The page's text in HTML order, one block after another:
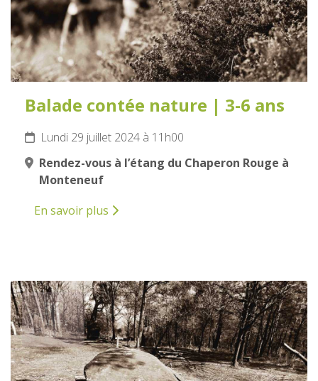
Balade contée nature | 3-6 ans
Lundi 29 juillet 2024 à 11h00
Rendez-vous à l’étang du Chaperon Rouge à
Monteneuf
En savoir plus
30
JUILLET
2024